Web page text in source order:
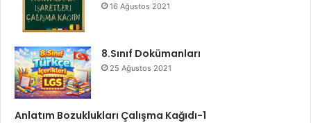
16 Ağustos 2021
8.Sınıf Dokümanları
25 Ağustos 2021
Anlatım Bozuklukları Çalışma Kağıdı-1